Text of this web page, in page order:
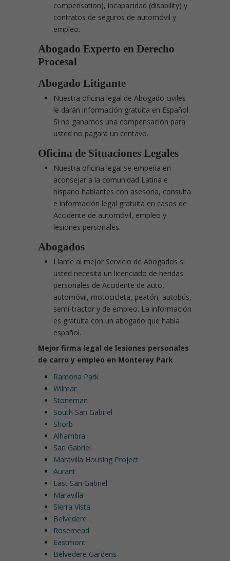
compensation), incapacidad (disability) y
contratos de seguros de automóvil y
empleo.
Abogado Experto en Derecho
Procesal
Abogado Litigante
Nuestra oficina legal de Abogado civiles
le darán información gratuita en Español.
Si no ganamos una compensación para
usted no pagará un centavo.
Oficina de Situaciones Legales
Nuestra oficina legal se empeña en
aconsejar a la comunidad Latina e
hispano hablantes con asesoría, consulta
e información legal gratuita en casos de
Accidente de automóvil, empleo y
lesiones personales.
Abogados
Llame al mejor Servicio de Abogados si
usted necesita un licenciado de heridas
personales de Accidente de auto,
automóvil, motocicleta, peatón, autobús,
semi-tractor y de empleo. La información
es gratuita con un abogado que habla
español.
Mejor firma legal de lesiones personales
de carro y empleo en Monterey Park
Ramona Park
Wilmar
Stoneman
South San Gabriel
Shorb
Alhambra
San Gabriel
Maravilla Housing Project
Aurant
East San Gabriel
Maravilla
Sierra Vista
Belvedere
Rosemead
Eastmont
Belvedere Gardens